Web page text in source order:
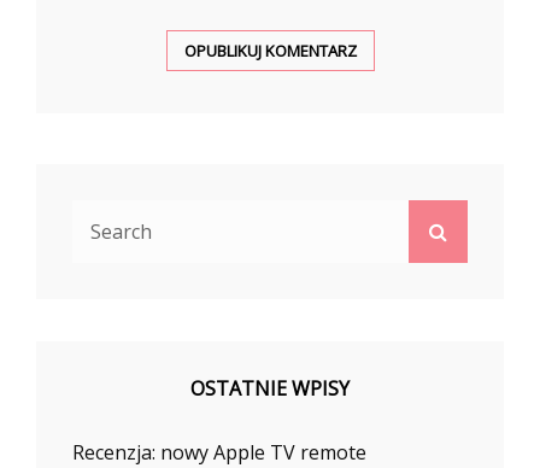
OSTATNIE WPISY
Recenzja: nowy Apple TV remote